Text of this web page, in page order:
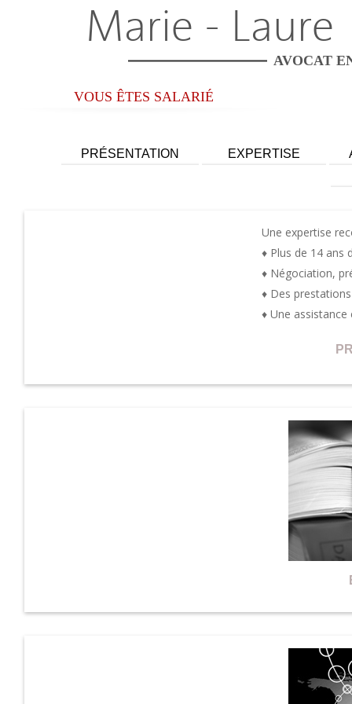
Marie - Laure
AVOCAT
VOUS ÊTES SALARIÉ
PRÉSENTATION
EXPERTISE
Une expertise
♦ Plus de 14 ans
♦ Négociation,
♦ Des
♦ Une